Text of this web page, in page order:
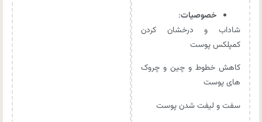
خصوصیات:
شاداب و درخشان کردن
کمپلکس پوست
کاهش خطوط و چین و چروک
های پوست
سفت و لیفت شدن پوست